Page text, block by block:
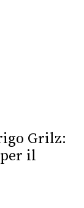
Grilz:
il